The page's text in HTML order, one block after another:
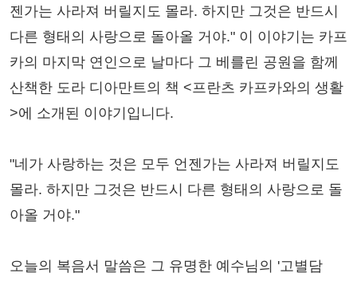
젠가는 사라져 버릴지도 몰라. 하지만 그것은 반드시
다른 형태의 사랑으로 돌아올 거야." 이 이야기는 카프
카의 마지막 연인으로 날마다 그 베를린 공원을 함께
산책한 도라 디아만트의 책 <프란츠 카프카와의 생활
>에 소개된 이야기입니다.
"네가 사랑하는 것은 모두 언젠가는 사라져 버릴지도
몰라. 하지만 그것은 반드시 다른 형태의 사랑으로 돌
아올 거야."
오늘의 복음서 말씀은 그 유명한 예수님의 '고별담